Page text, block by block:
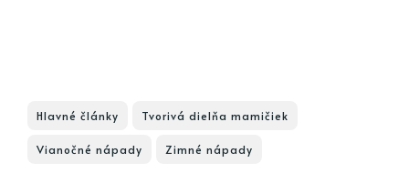
Hlavné články Tvorivá dielňa mamičiek
Vianočné nápady Zimné nápady